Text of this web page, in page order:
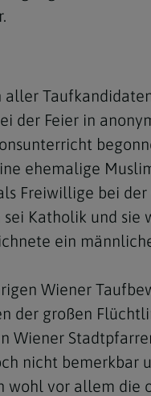
der Feier in
ehemalige
Freiwillige bei
Katholik und
ein
Wiener
der großen
Wiener
nicht
wohl vor allem